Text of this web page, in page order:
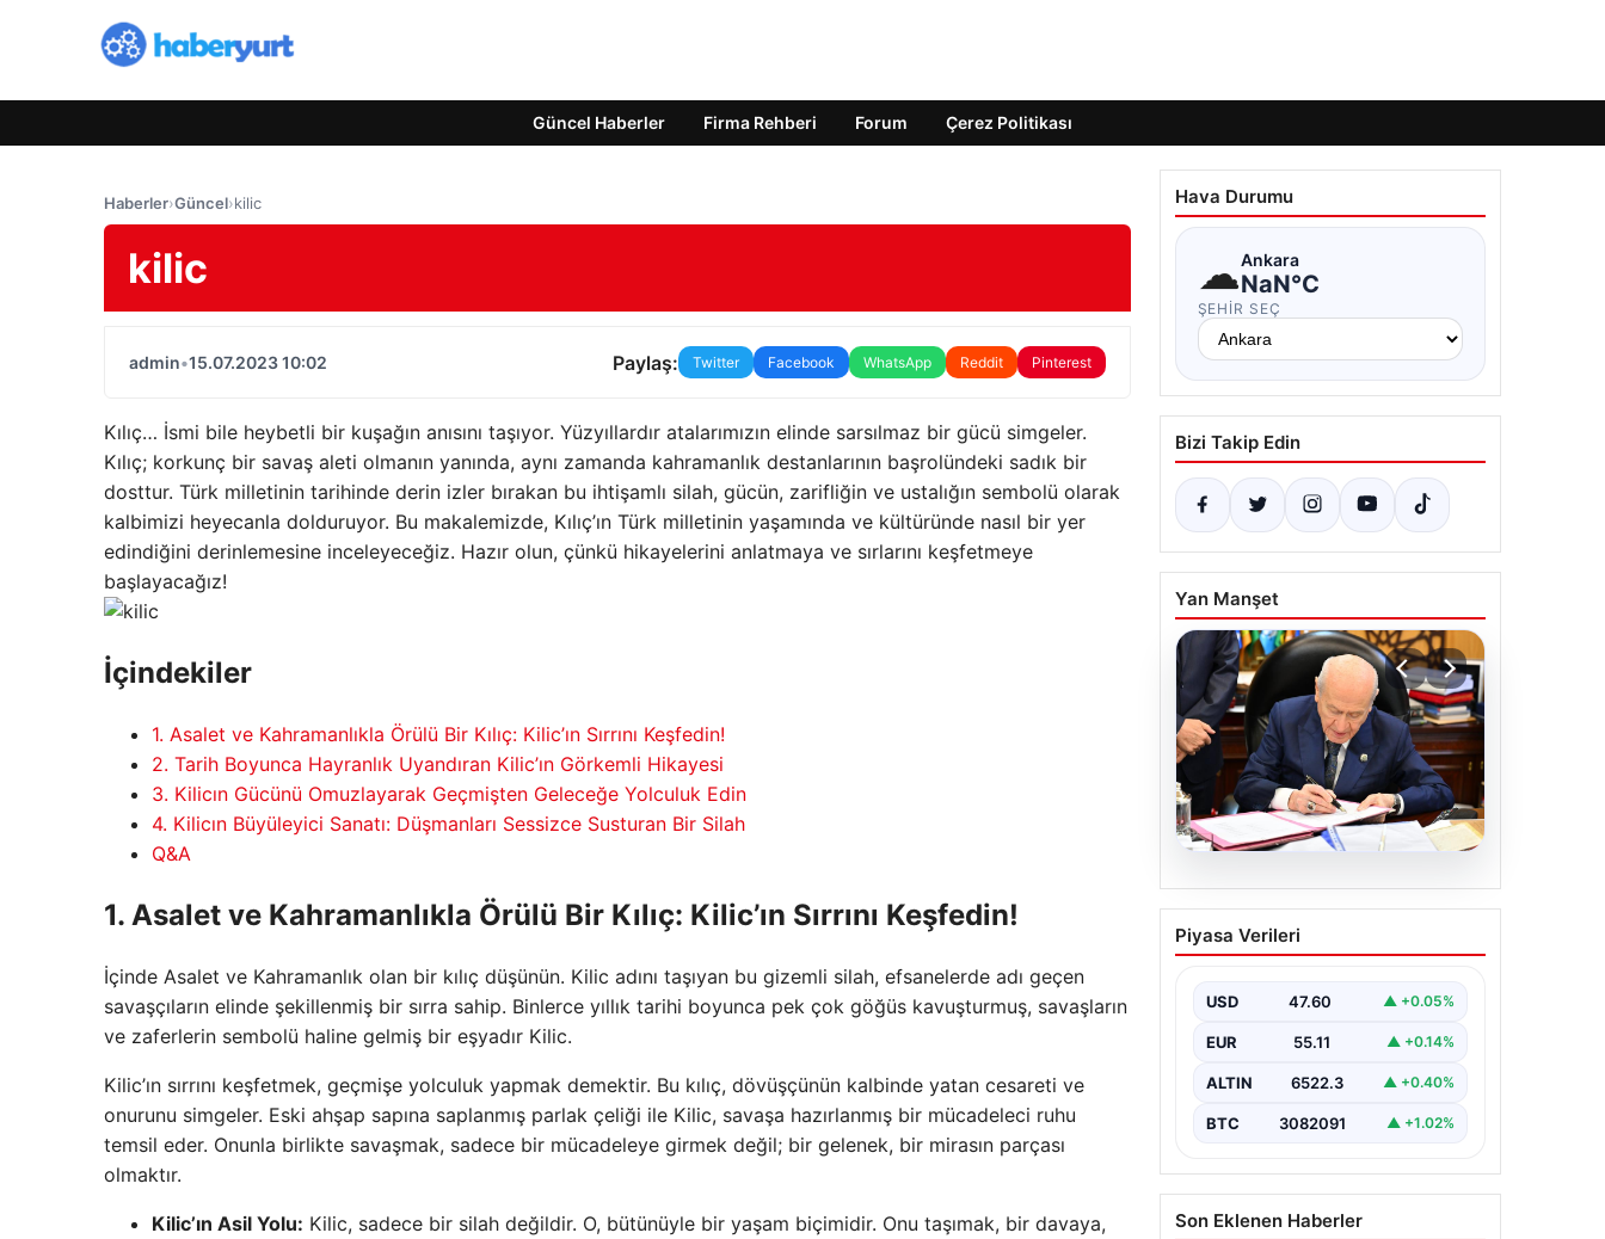
Güncel Haberler Firma Rehberi Forum Çerez Politikası
Haberler›Güncel›kilic
kilic
admin•15.07.2023 10:02 Paylaş: Twitter Facebook WhatsApp Reddit Pinterest
Kılıç… İsmi bile heybetli bir kuşağın anısını taşıyor. Yüzyıllardır atalarımızın elinde sarsılmaz bir gücü simgeler.
Kılıç; korkunç bir savaş aleti olmanın yanında, aynı zamanda kahramanlık destanlarının başrolündeki sadık bir
dosttur. Türk milletinin tarihinde derin izler bırakan bu ihtişamlı silah, gücün, zarifliğin ve ustalığın sembolü olarak
kalbimizi heyecanla dolduruyor. Bu makalemizde, Kılıç’ın Türk milletinin yaşamında ve kültüründe nasıl bir yer
edindiğini derinlemesine inceleyeceğiz. Hazır olun, çünkü hikayelerini anlatmaya ve sırlarını keşfetmeye
başlayacağız!
İçindekiler
1. Asalet ve Kahramanlıkla Örülü Bir Kılıç: Kilic’ın Sırrını Keşfedin!
2. Tarih Boyunca Hayranlık Uyandıran Kilic’ın Görkemli Hikayesi
3. Kilicın Gücünü Omuzlayarak Geçmişten Geleceğe Yolculuk Edin
4. Kilicın Büyüleyici Sanatı: Düşmanları Sessizce Susturan Bir Silah
Q&A
1. Asalet ve Kahramanlıkla Örülü Bir Kılıç: Kilic’ın Sırrını Keşfedin!
İçinde Asalet ve Kahramanlık olan bir kılıç düşünün. Kilic adını taşıyan bu gizemli silah, efsanelerde adı geçen
savaşçıların elinde şekillenmiş bir sırra sahip. Binlerce yıllık tarihi boyunca pek çok göğüs kavuşturmuş, savaşların
ve zaferlerin sembolü haline gelmiş bir eşyadır Kilic.
Kilic’ın sırrını keşfetmek, geçmişe yolculuk yapmak demektir. Bu kılıç, dövüşçünün kalbinde yatan cesareti ve
onurunu simgeler. Eski ahşap sapına saplanmış parlak çeliği ile Kilic, savaşa hazırlanmış bir mücadeleci ruhu
temsil eder. Onunla birlikte savaşmak, sadece bir mücadeleye girmek değil; bir gelenek, bir mirasın parçası
olmaktır.
Kilic’ın Asil Yolu: Kilic, sadece bir silah değildir. O, bütünüyle bir yaşam biçimidir. Onu taşımak, bir davaya,
Hava Durumu
☁Ankara
NaN°C
ŞEHIR SEÇ
Bizi Takip Edin
Yan Manşet
Bahçeli’den çerçeve
yasa açıklaması: Bin
tescillendi
Piyasa Verileri
USD 47.60 ▲ +0.05%
EUR 55.11 ▲ +0.14%
ALTIN 6522.3 ▲ +0.40%
BTC 3082091 ▲ +1.02%
Son Eklenen Haberler